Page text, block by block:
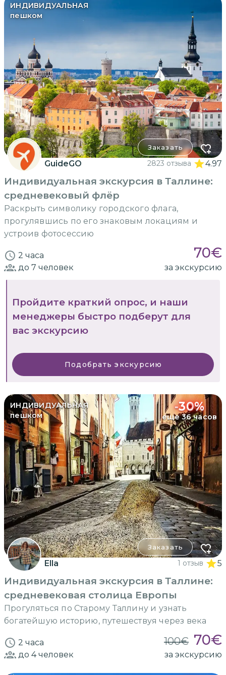
ИНДИВИДУАЛЬНАЯ
пешком
Заказать
GuideGO 2823 отзыва 4.97
Индивидуальная экскурсия в Таллине:
средневековый флёр
Раскрыть символику городского флага,
прогулявшись по его знаковым локациям и
устроив фотосессию
2 часа 70€
до 7 человек за экскурсию
Пройдите краткий опрос, и наши
менеджеры быстро подберут для
вас экскурсию
Подобрать экскурсию
ИНДИВИДУАЛЬНАЯ
пешком
-30%
еще 36 часов
Заказать
Ella 1 отзыв 5
Индивидуальная экскурсия в Таллине:
средневековая столица Европы
Прогуляться по Старому Таллину и узнать
богатейшую историю, путешествуя через века
2 часа 100€ 70€
до 4человек за экскурсию